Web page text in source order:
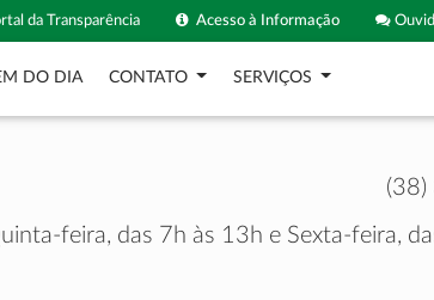
Acesso à Informação
da Transparência
DO DIA CONTATO SERVIÇOS
feira, das 7h às 13h e Sexta-feira,